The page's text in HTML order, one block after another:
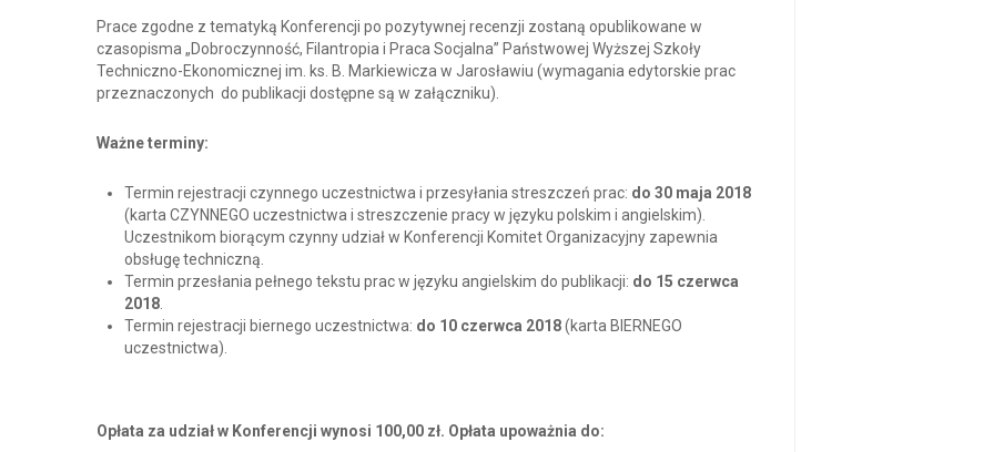
Prace zgodne z tematyką Konferencji po pozytywnej recenzji zostaną opublikowane w
czasopisma „Dobroczynność, Filantropia i Praca Socjalna” Państwowej Wyższej Szkoły
Techniczno-Ekonomicznej im. ks. B. Markiewicza w Jarosławiu (wymagania edytorskie prac
przeznaczonych do publikacji dostępne są w załączniku).
Ważne terminy:
Termin rejestracji czynnego uczestnictwa i przesyłania streszczeń prac: do 30 maja 2018
(karta CZYNNEGO uczestnictwa i streszczenie pracy w języku polskim i angielskim).
Uczestnikom biorącym czynny udział w Konferencji Komitet Organizacyjny zapewnia
obsługę techniczną.
Termin przesłania pełnego tekstu prac w języku angielskim do publikacji: do 15 czerwca
2018.
Termin rejestracji biernego uczestnictwa: do 10 czerwca 2018(karta BIERNEGO
uczestnictwa).
Opłata za udział w Konferencji wynosi 100,00 zł. Opłata upoważnia do: